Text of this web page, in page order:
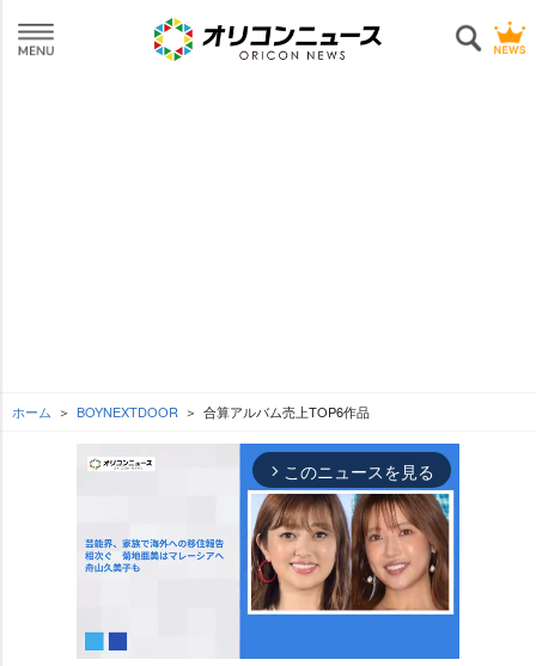
ホーム BOYNEXTDOOR 合算アルバム売上TOP6作品
arrow_forward_ios このニュースを見る